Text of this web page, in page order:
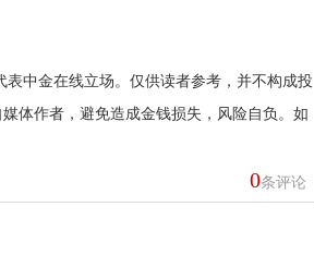
中金在线立场。仅供读者参考，并不构成投
体作者，避免造成金钱损失，风险自负。如
0条评论